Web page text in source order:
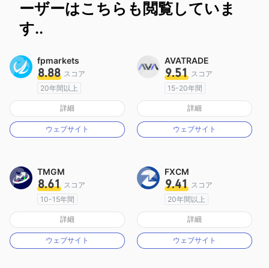
ーザーはこちらも閲覧していま
す..
fpmarkets
8.88 スコア
20年間以上
オーストラリア規制
マーケットメイキングライセンス（MM）
MT4フルライセンス
詳細
ウェブサイト
AVATRADE
9.51 スコア
15-20年間
オーストラリア規制
マーケットメイキングライセンス（MM）
MT4フルライセンス
詳細
ウェブサイト
TMGM
8.61 スコア
10-15年間
オーストラリア規制
マーケットメイキングライセンス（MM）
MT4フルライセンス
詳細
ウェブサイト
FXCM
9.41 スコア
20年間以上
オーストラリア規制
マーケットメイキングライセンス（MM）
MT4フルライセンス
詳細
ウェブサイト